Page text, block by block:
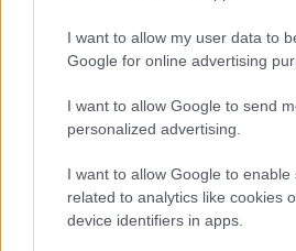
I want to allow my user data to
Google for online advertising
I want to allow Google to send
personalized advertising.
I want to allow Google to enable
related to analytics like cookies
device identifiers in apps.